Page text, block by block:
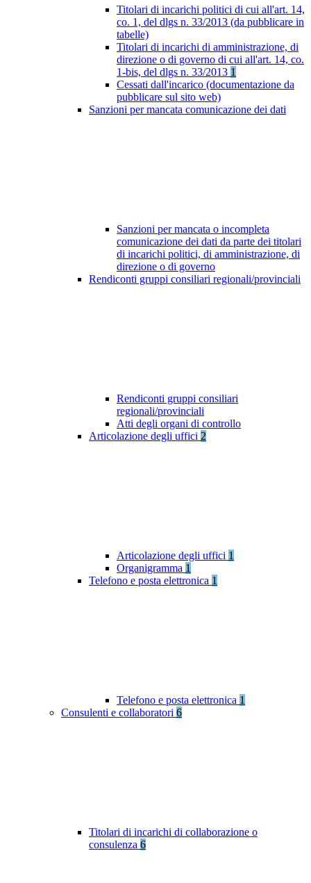
Titolari di incarichi politici di cui all'art. 14,
co. 1, del dlgs n. 33/2013 (da pubblicare in
tabelle)
Titolari di incarichi di amministrazione, di
direzione o di governo di cui all'art. 14, co.
1-bis, del dlgs n. 33/2013 1
Cessati dall'incarico (documentazione da
pubblicare sul sito web)
Sanzioni per mancata comunicazione dei dati
Sanzioni per mancata o incompleta
comunicazione dei dati da parte dei titolari
di incarichi politici, di amministrazione, di
direzione o di governo
Rendiconti gruppi consiliari regionali/provinciali
Rendiconti gruppi consiliari
regionali/provinciali
Atti degli organi di controllo
Articolazione degli uffici 2
Articolazione degli uffici 1
Organigramma 1
Telefono e posta elettronica 1
Telefono e posta elettronica 1
Consulenti e collaboratori 6
Titolari di incarichi di collaborazione o
consulenza 6